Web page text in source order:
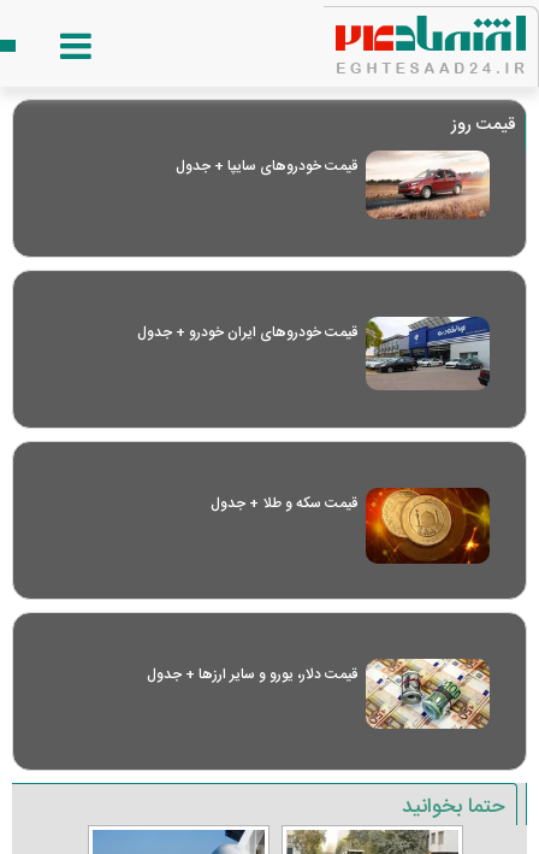
قیمت روز
قیمت خودرو‌های سایپا + جدول
قیمت خودرو‌های ایران خودرو + جدول
قیمت سکه و طلا + جدول
قیمت دلار، یورو و سایر ارز‌ها + جدول
حتما بخوانید